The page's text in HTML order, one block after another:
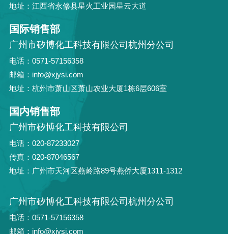
地址：江西省永修县星火工业园星云大道
国际销售部
广州市矽博化工科技有限公司杭州分公司
电话：0571-57156358
邮箱：info@xjysi.com
地址：杭州市萧山区萧山农业大厦1栋6层606室
国内销售部
广州市矽博化工科技有限公司
电话：020-87233027
传真：020-87046567
地址：广州市天河区燕岭路89号燕侨大厦1311-1312
广州市矽博化工科技有限公司杭州分公司
电话：0571-57156358
邮箱：info@xjysi.com